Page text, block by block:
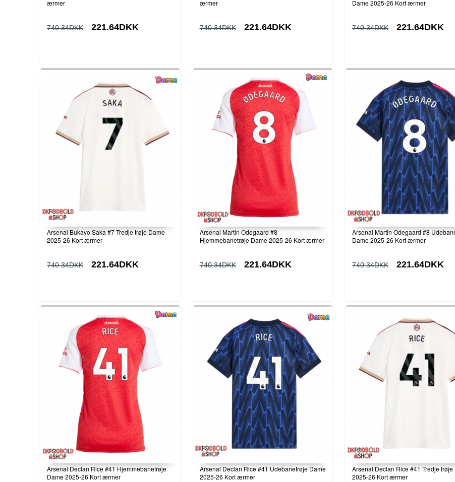
ærmer
740.34DKK 221.64DKK
ærmer
740.34DKK 221.64DKK
Dame 2025-26 Kort ærmer
740.34DKK 221.64DKK
Arsenal Bukayo Saka #7 Tredje trøje Dame
2025-26 Kort ærmer
740.34DKK 221.64DKK
Arsenal Martin Odegaard #8
Hjemmebanetrøje Dame 2025-26 Kort ærmer
740.34DKK 221.64DKK
Arsenal Martin Odegaard #8
Dame 2025-26 Kort ærmer
740.34DKK 221.64DKK
Arsenal Declan Rice #41 Hjemmebanetrøje
Dame 2025-26 Kort ærmer
Arsenal Declan Rice #41 Udebanetrøje Dame
2025-26 Kort ærmer
Arsenal Declan Rice #41 Tredje trøje
2025-26 Kort ærmer